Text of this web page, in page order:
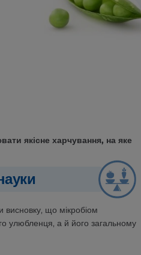
якісне харчування, на яке
висновку, що мікробіом
улюбленця, а й його загальному